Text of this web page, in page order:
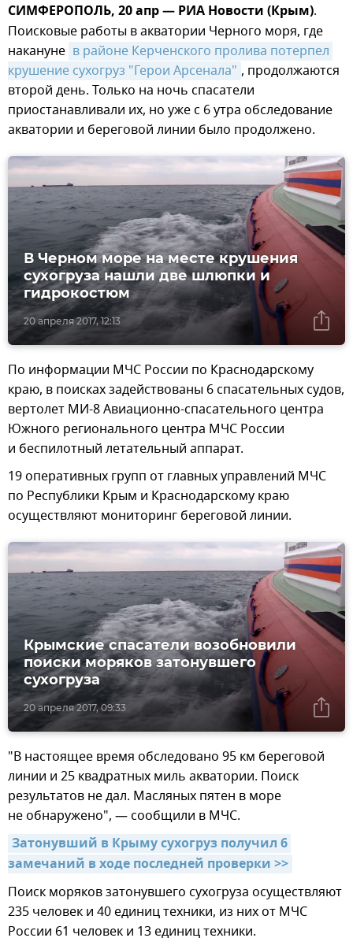
СИМФЕРОПОЛЬ, 20 апр — РИА Новости (Крым).
Поисковые работы в акватории Черного моря, где
накануне в районе Керченского пролива потерпел
крушение сухогруз "Герои Арсенала" , продолжаются
второй день. Только на ночь спасатели
приостанавливали их, но уже с 6 утра обследование
акватории и береговой линии было продолжено.
20 апреля 2017, 12:13
В Черном море на месте крушения
сухогруза нашли две шлюпки и
гидрокостюм
По информации МЧС России по Краснодарскому
краю, в поисках задействованы 6 спасательных судов,
вертолет МИ-8 Авиационно-спасательного центра
Южного регионального центра МЧС России
и беспилотный летательный аппарат.
19 оперативных групп от главных управлений МЧС
по Республики Крым и Краснодарскому краю
осуществляют мониторинг береговой линии.
20 апреля 2017, 09:33
Крымские спасатели возобновили
поиски моряков затонувшего
сухогруза
"В настоящее время обследовано 95 км береговой
линии и 25 квадратных миль акватории. Поиск
результатов не дал. Масляных пятен в море
не обнаружено", — сообщили в МЧС.
Затонувший в Крыму сухогруз получил 6
замечаний в ходе последней проверки >>
Поиск моряков затонувшего сухогруза осуществляют
235 человек и 40 единиц техники, из них от МЧС
России 61 человек и 13 единиц техники.